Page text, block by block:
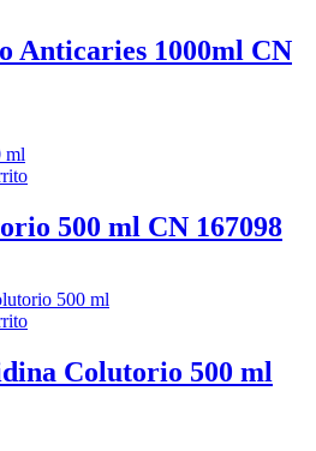
Anticaries 1000ml CN
500 ml CN 167098
Colutorio 500 ml